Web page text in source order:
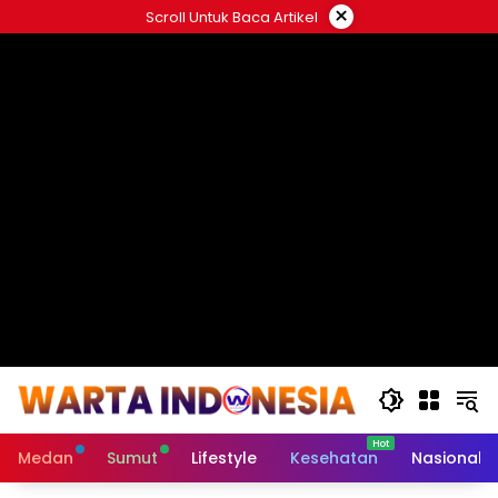
ke
Scroll Untuk Baca Artikel ×
Medan Sumut Lifestyle Kesehatan Nasional